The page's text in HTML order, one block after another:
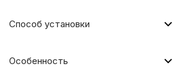
Способ установки
Особенность